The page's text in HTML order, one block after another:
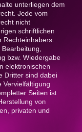
unterliegen dem
Jede vom
nicht
schriftlichen
bzw. Wiedergabe
elektronischen
Dritter sind dabei
Vervielfältigung
Seiten ist
von
privaten und